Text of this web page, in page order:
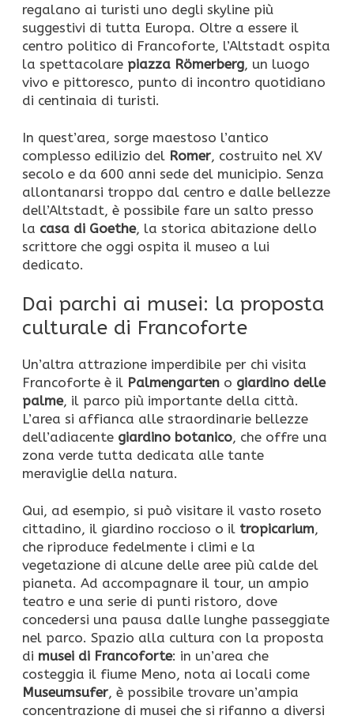
regalano ai turisti uno degli skyline più
suggestivi di tutta Europa. Oltre a essere il
centro politico di Francoforte, l’Altstadt ospita
la spettacolare piazza Römerberg, un luogo
vivo e pittoresco, punto di incontro quotidiano
di centinaia di turisti.
In quest’area, sorge maestoso l’antico
complesso edilizio del Romer, costruito nel XV
secolo e da 600 anni sede del municipio. Senza
allontanarsi troppo dal centro e dalle bellezze
dell’Altstadt, è possibile fare un salto presso
la casa di Goethe, la storica abitazione dello
scrittore che oggi ospita il museo a lui
dedicato.
Dai parchi ai musei: la proposta
culturale di Francoforte
Un’altra attrazione imperdibile per chi visita
Francoforte è il Palmengarten o giardino delle
palme, il parco più importante della città.
L’area si affianca alle straordinarie bellezze
dell’adiacente giardino botanico, che offre una
zona verde tutta dedicata alle tante
meraviglie della natura.
Qui, ad esempio, si può visitare il vasto roseto
cittadino, il giardino roccioso o il tropicarium,
che riproduce fedelmente i climi e la
vegetazione di alcune delle aree più calde del
pianeta. Ad accompagnare il tour, un ampio
teatro e una serie di punti ristoro, dove
concedersi una pausa dalle lunghe passeggiate
nel parco. Spazio alla cultura con la proposta
di musei di Francoforte: in un’area che
costeggia il fiume Meno, nota ai locali come
Museumsufer, è possibile trovare un’ampia
concentrazione di musei che si rifanno a diversi